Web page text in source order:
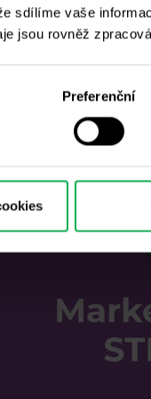
sdílíme vaše
jsou rovněž
Preferenční
má
trhu, ale
fakt, že jejich
kdy MM